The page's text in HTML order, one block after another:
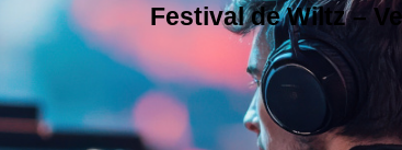
Festival de Wiltz –